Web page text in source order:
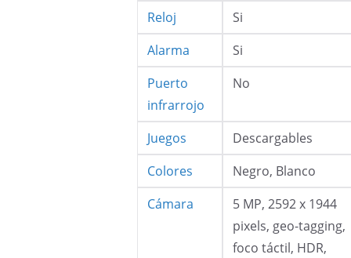
Reloj
Si
Alarma
Si
Puerto
infrarrojo
No
Juegos
Descargables
Colores
Negro, Blanco
Cámara
5 MP, 2592 x 1944
pixels, geo-tagging,
foco táctil, HDR,